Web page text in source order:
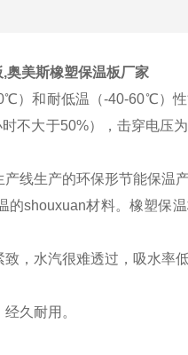
奥美斯橡塑保温板厂家
）和耐低温（-40-60℃）
不大于50%），击穿电压
线生产的环保形节能保温
shouxuan材料。橡塑保
，水汽很难透过，吸水率低
久耐用。